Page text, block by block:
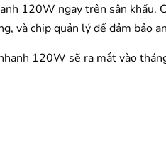
120W ngay trên sân khấu.
và chip quản lý để đảm bảo
120W sẽ ra mắt vào